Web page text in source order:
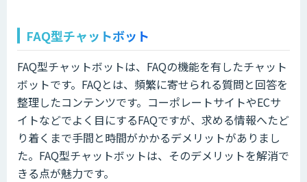
FAQ型チャットボット
FAQ型チャットボットは、FAQの機能を有したチャット
ボットです。FAQとは、頻繁に寄せられる質問と回答を
整理したコンテンツです。コーポレートサイトやECサ
イトなどでよく目にするFAQですが、求める情報へたど
り着くまで手間と時間がかかるデメリットがありまし
た。FAQ型チャットボットは、そのデメリットを解消で
きる点が魅力です。